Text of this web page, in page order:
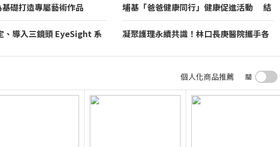
礎打造專屬藝術作品
、導入三鏡頭 EyeSight 系
埔基「爸爸健康同行」健康促進活動 結
凝聚護理永續共識！林口長庚醫院攜手各
個人化商品推薦 關